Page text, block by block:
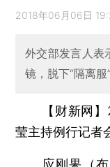
2018年06月06日
外交部发言人表
镜，脱下“隔离
【财新网】
莹主持例行记者
应刚果（布